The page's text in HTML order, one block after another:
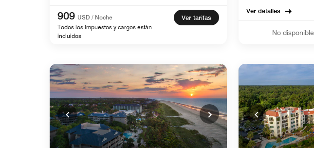
909 USD / Noche
Todos los impuestos y cargos están
incluidos
Ver tarifas
Ver detalles
No disponible